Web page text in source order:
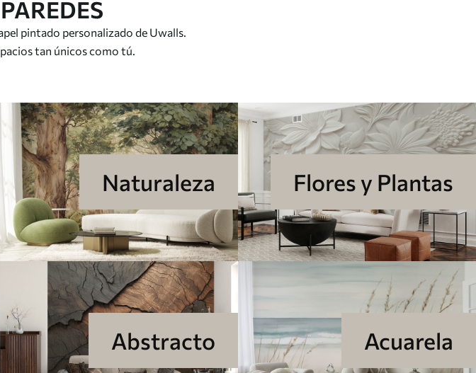
pintado personalizado de Uwalls.
tan únicos como tú.
Naturaleza Flores y Plantas
Abstracto Acuarela